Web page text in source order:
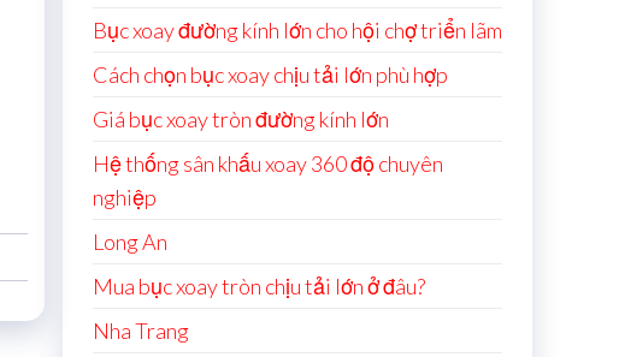
Bục xoay đường kính lớn cho hội chợ triển lãm
Cách chọn bục xoay chịu tải lớn phù hợp
Giá bục xoay tròn đường kính lớn
Hệ thống sân khấu xoay 360 độ chuyên
nghiệp
Long An
Mua bục xoay tròn chịu tải lớn ở đâu?
Nha Trang